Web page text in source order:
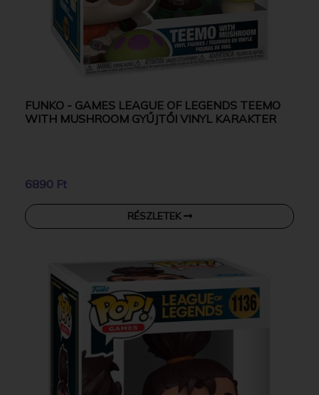
FUNKO - GAMES LEAGUE OF LEGENDS TEEMO
WITH MUSHROOM GYŰJTŐI VINYL KARAKTER
6890 Ft
RÉSZLETEK